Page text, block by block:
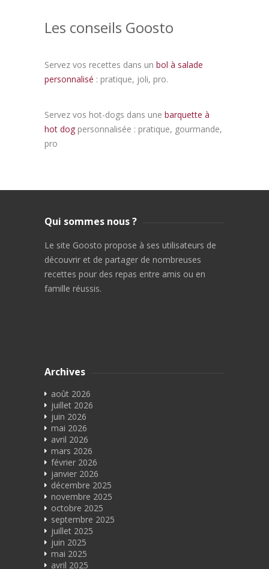
Les conseils Goosto
Servez vos recettes dans un bol à salade
personnalisé : pratique, joli, pro.
Servez vos hot-dogs dans une barquette à
hot dog personnalisée : pratique, gourmande,
pro
Qui sommes nous ?
Le site Goosto propose à ses utilisateurs de
découvrir et de partager de nombreuses
recettes pour des repas entre amis ou en
famille réussis.
Archives
août 2026
juillet 2026
juin 2026
mai 2026
avril 2026
mars 2026
février 2026
janvier 2026
décembre 2025
novembre 2025
octobre 2025
septembre 2025
juillet 2025
juin 2025
mai 2025
avril 2025